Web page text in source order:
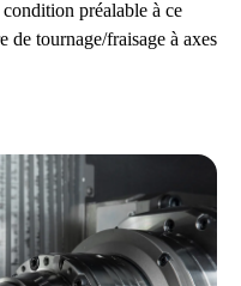
préalable à ce
de tournage/fraisage à axes